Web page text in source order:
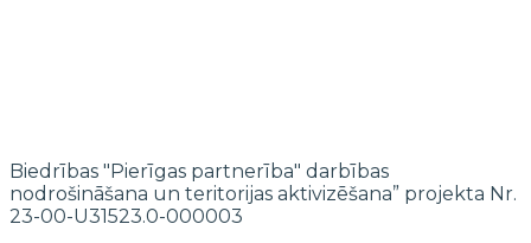
Biedrības "Pierīgas partnerība" darbības
nodrošināšana un teritorijas aktivizēšana” projekta Nr.
23-00-U31523.0-000003